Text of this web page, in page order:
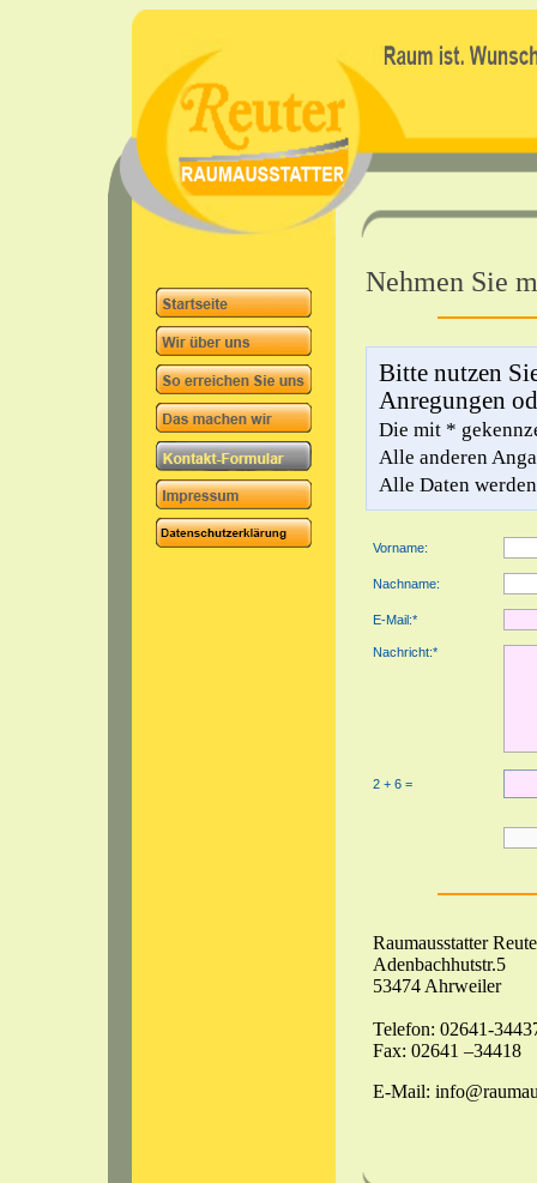
Nehmen Sie
Bitte nutzen
Anregungen
Die mit *
Alle anderen
Alle Daten
Vorname:
Nachname:
E-Mail:*
Nachricht:*
2 + 6 =
Raumausstatter
Adenbachhutstr.5
53474 Ahrweiler
Telefon: 02641-
Fax: 02641 –34418
E-Mail: